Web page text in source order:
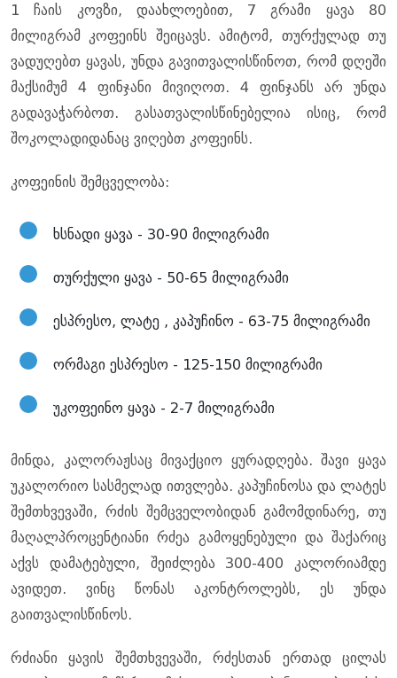
1 ჩაის კოვზი, დაახლოებით, 7 გრამი ყავა 80
მილიგრამ კოფეინს შეიცავს. ამიტომ, თურქულად თუ
ვადუღებთ ყავას, უნდა გავითვალისწინოთ, რომ დღეში
მაქსიმუმ 4 ფინჯანი მივიღოთ. 4 ფინჯანს არ უნდა
გადავაჭარბოთ. გასათვალისწინებელია ისიც, რომ
შოკოლადიდანაც ვიღებთ კოფეინს.
კოფეინის შემცველობა:
ხსნადი ყავა - 30-90 მილიგრამი
თურქული ყავა - 50-65 მილიგრამი
ესპრესო, ლატე , კაპუჩინო - 63-75 მილიგრამი
ორმაგი ესპრესო - 125-150 მილიგრამი
უკოფეინო ყავა - 2-7 მილიგრამი
მინდა, კალორაჟსაც მივაქციო ყურადღება. შავი ყავა
უკალორიო სასმელად ითვლება. კაპუჩინოსა და ლატეს
შემთხვევაში, რძის შემცველობიდან გამომდინარე, თუ
მაღალპროცენტიანი რძეა გამოყენებული და შაქარიც
აქვს დამატებული, შეიძლება 300-400 კალორიამდე
ავიდეთ. ვინც წონას აკონტროლებს, ეს უნდა
გაითვალისწინოს.
რძიანი ყავის შემთხვევაში, რძესთან ერთად ცილას